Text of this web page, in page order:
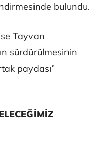
bulundu.
Tayvan
sürdürülmesinin
paydası”